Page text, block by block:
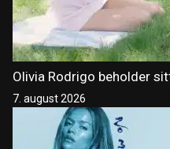
Olivia Rodrigo beholder
7. august 2026